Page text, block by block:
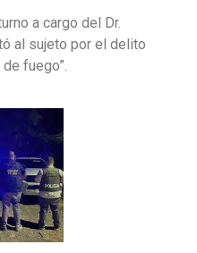
a cargo del Dr.
al sujeto por el delito
fuego”.